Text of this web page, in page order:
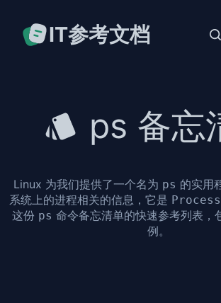
IT参考文档
ps 备忘
Linux 为我们提供了一个名为 ps 的实用
系统上的进程相关的信息，它是
这份 ps 命令备忘清单的快速参考列表，
例。